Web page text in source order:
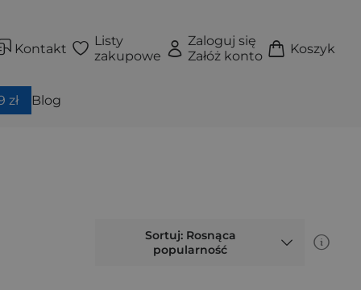
Kontakt
Listy
zakupowe
Zaloguj się
Załóż konto
Koszyk
zł Blog
Sortuj: Rosnąca
popularność